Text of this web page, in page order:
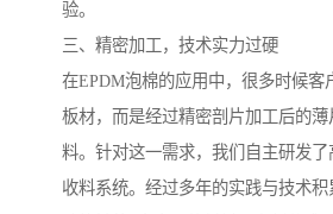
验。
三、精密加工，技术实力过硬
在EPDM泡棉的应用中，很多时候客
板材，而是经过精密剖片加工后的
料。针对这一需求，我们自主研发了
收料系统。经过多年的实践与技术积